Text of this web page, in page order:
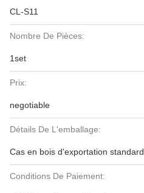
CL-S11
Nombre De Pièces:
1set
Prix:
negotiable
Détails De L'emballage:
Cas en bois d'exportation standard
Conditions De Paiement: